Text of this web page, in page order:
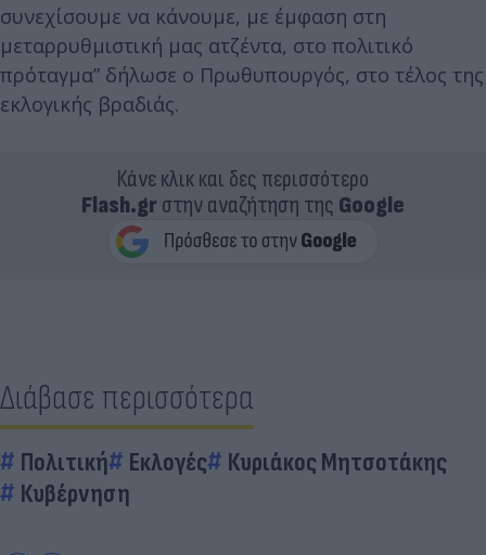
συνεχίσουμε να κάνουμε, με έμφαση στη
μεταρρυθμιστική μας ατζέντα, στο πολιτικό
πρόταγμα” δήλωσε ο Πρωθυπουργός, στο τέλος της
εκλογικής βραδιάς.
Κάνε κλικ και δες περισσότερο
Flash.grστην αναζήτηση της Google
Διάβασε περισσότερα
Πολιτική Εκλογές
Κυριάκος Μητσοτάκης
Κυβέρνηση